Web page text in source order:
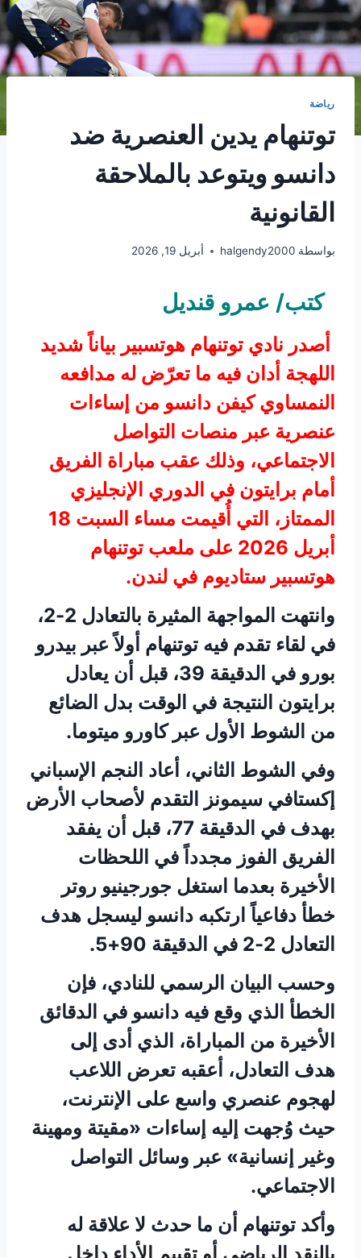
رياضة
توتنهام يدين العنصرية ضد
دانسو ويتوعد بالملاحقة
القانونية
بواسطة halgendy2000 أبريل 19, 2026
كتب/ عمرو قنديل
أصدر نادي توتنهام هوتسبير بياناً شديد
اللهجة أدان فيه ما تعرّض له مدافعه
النمساوي كيفن دانسو من إساءات
عنصرية عبر منصات التواصل
الاجتماعي، وذلك عقب مباراة الفريق
أمام برايتون في الدوري الإنجليزي
الممتاز، التي أُقيمت مساء السبت 18
أبريل 2026 على ملعب توتنهام
هوتسبير ستاديوم في لندن.
وانتهت المواجهة المثيرة بالتعادل 2-2،
في لقاء تقدم فيه توتنهام أولاً عبر بيدرو
بورو في الدقيقة 39، قبل أن يعادل
برايتون النتيجة في الوقت بدل الضائع
من الشوط الأول عبر كاورو ميتوما.
وفي الشوط الثاني، أعاد النجم الإسباني
إكستافي سيمونز التقدم لأصحاب الأرض
بهدف في الدقيقة 77، قبل أن يفقد
الفريق الفوز مجدداً في اللحظات
الأخيرة بعدما استغل جورجينيو روتر
خطأ دفاعياً ارتكبه دانسو ليسجل هدف
التعادل 2-2 في الدقيقة 90+5.
وحسب البيان الرسمي للنادي، فإن
الخطأ الذي وقع فيه دانسو في الدقائق
الأخيرة من المباراة، الذي أدى إلى
هدف التعادل، أعقبه تعرض اللاعب
لهجوم عنصري واسع على الإنترنت،
حيث وُجهت إليه إساءات «مقيتة ومهينة
وغير إنسانية» عبر وسائل التواصل
الاجتماعي.
وأكد توتنهام أن ما حدث لا علاقة له